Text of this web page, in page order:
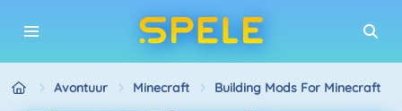
Avontuur Minecraft Building Mods For Minecraft